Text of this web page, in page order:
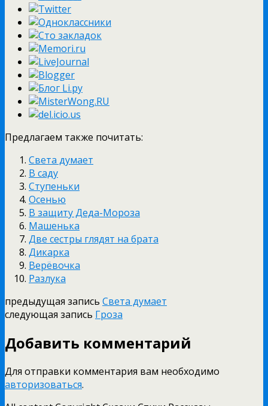
Предлагаем также почитать:
Света думает
В саду
Ступеньки
Осенью
В защиту Деда-Мороза
Машенька
Две сестры глядят на брата
Дикарка
Верёвочка
Разлука
предыдущая запись Света думает
следующая запись Гроза
Добавить комментарий
Для отправки комментария вам необходимо
авторизоваться.